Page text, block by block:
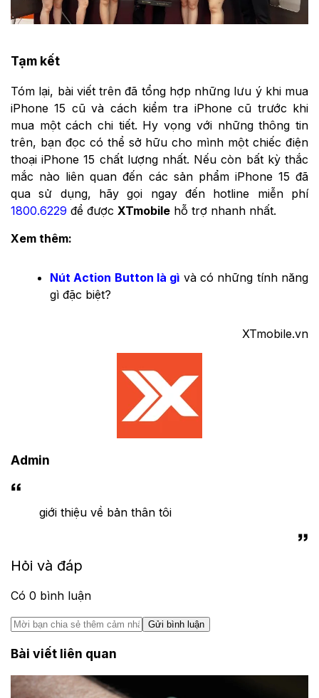
Tạm kết
Tóm lại, bài viết trên đã tổng hợp những lưu ý khi mua
iPhone 15 cũ và cách kiểm tra iPhone cũ trước khi
mua một cách chi tiết. Hy vọng với những thông tin
trên, bạn đọc có thể sở hữu cho mình một chiếc điện
thoại iPhone 15 chất lượng nhất. Nếu còn bất kỳ thắc
mắc nào liên quan đến các sản phẩm iPhone 15 đã
qua sử dụng, hãy gọi ngay đến hotline miễn phí
1800.6229 để được XTmobile hỗ trợ nhanh nhất.
Xem thêm:
Nút Action Button là gì và có những tính năng
gì đặc biệt?
XTmobile.vn
Admin
giới thiệu về bản thân tôi
Hỏi và đáp
Có 0 bình luận
Gửi bình luận
Bài viết liên quan